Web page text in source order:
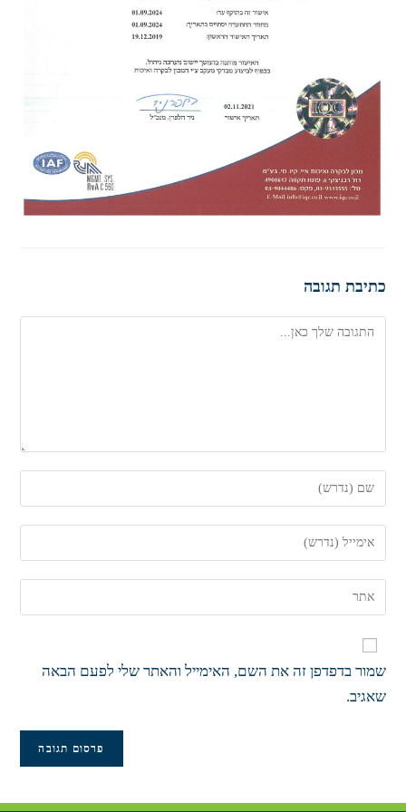
כתיבת תגובה
שמור בדפדפן זה את השם, האימייל והאתר שלי לפעם הבאה
שאגיב.